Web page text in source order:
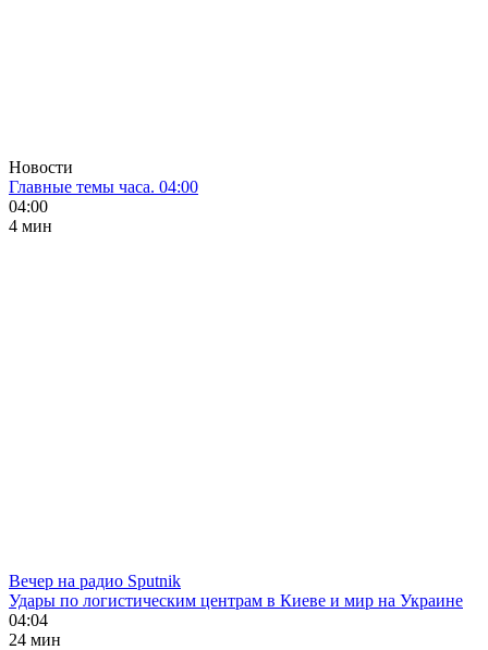
Новости
Главные темы часа. 04:00
04:00
4 мин
Вечер на радио Sputnik
Удары по логистическим центрам в Киеве и мир на Украине
04:04
24 мин